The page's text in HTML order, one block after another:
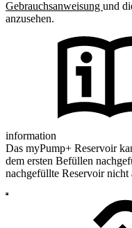
Gebrauchsanweisung und
anzusehen.
information
Das myPump+ Reservoir
dem ersten Befüllen
nachgefüllte Reservoir nicht